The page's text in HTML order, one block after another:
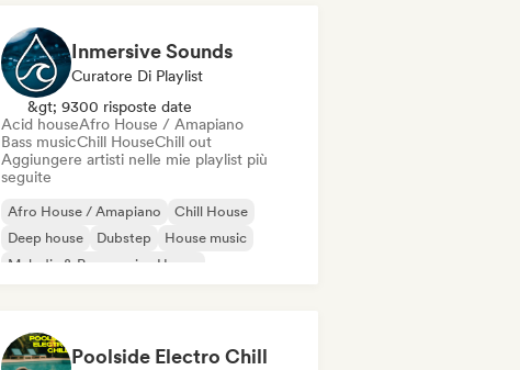
Inmersive Sounds
Curatore Di Playlist
&gt; 9300 risposte date
Acid houseAfro House / Amapiano
Bass musicChill HouseChill out
Aggiungere artisti nelle mie playlist più
seguite
Afro House / Amapiano
Chill House
Deep house
Dubstep
House music
Melodic & Progressive House
Poolside Electro Chill